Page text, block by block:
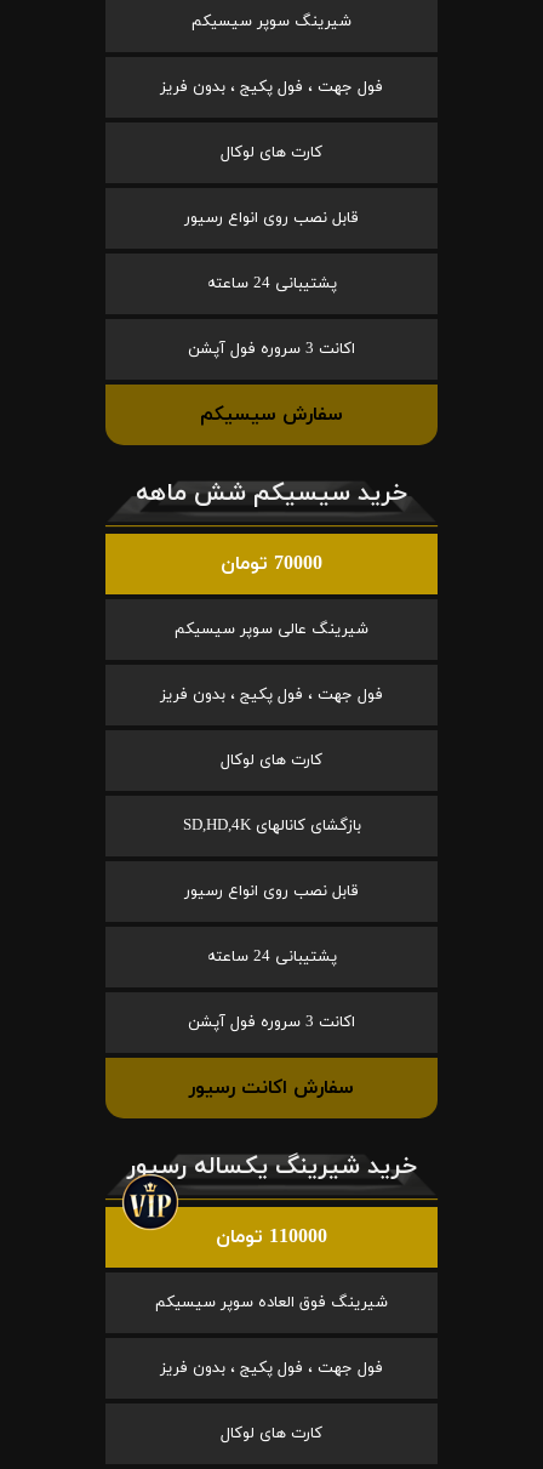
شیرینگ سوپر سیسیکم
فول جهت ، فول پکیج ، بدون فریز
کارت های لوکال
قابل نصب روی انواع رسیور
پشتیبانی 24 ساعته
اکانت 3 سروره فول آپشن
سفارش سیسیکم
خرید سیسیکم شش ماهه
70000 تومان
شیرینگ عالی سوپر سیسیکم
فول جهت ، فول پکیج ، بدون فریز
کارت های لوکال
بازگشای کانالهای SD,HD,4K
قابل نصب روی انواع رسیور
پشتیبانی 24 ساعته
اکانت 3 سروره فول آپشن
سفارش اکانت رسیور
خرید شیرینگ یکساله رسیور
110000 تومان
شیرینگ فوق العاده سوپر سیسیکم
فول جهت ، فول پکیج ، بدون فریز
کارت های لوکال